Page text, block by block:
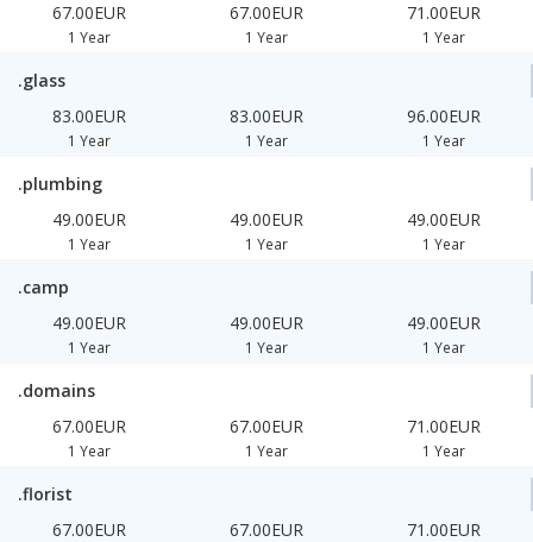
67.00EUR
1 Year
67.00EUR
1 Year
71.00EUR
1 Year
.glass
83.00EUR
1 Year
83.00EUR
1 Year
96.00EUR
1 Year
.plumbing
49.00EUR
1 Year
49.00EUR
1 Year
49.00EUR
1 Year
.camp
49.00EUR
1 Year
49.00EUR
1 Year
49.00EUR
1 Year
.domains
67.00EUR
1 Year
67.00EUR
1 Year
71.00EUR
1 Year
.florist
67.00EUR
67.00EUR 71.00EUR